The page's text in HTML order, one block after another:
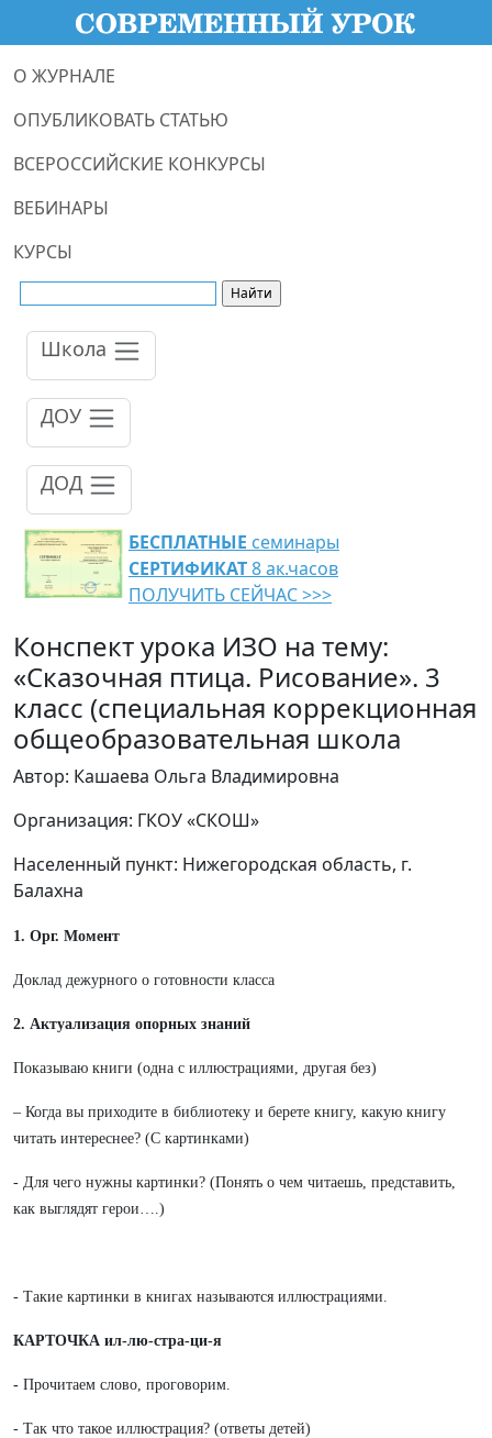
О ЖУРНАЛЕ
ОПУБЛИКОВАТЬ СТАТЬЮ
ВСЕРОССИЙСКИЕ КОНКУРСЫ
ВЕБИНАРЫ
КУРСЫ
Школа
ДОУ
ДОД
БЕСПЛАТНЫЕ семинары
СЕРТИФИКАТ8 ак.часов
ПОЛУЧИТЬ СЕЙЧАС >>>
Конспект урока ИЗО на тему:
«Сказочная птица. Рисование». 3
класс (специальная коррекционная
общеобразовательная школа
Автор: Кашаева Ольга Владимировна
Организация: ГКОУ «СКОШ»
Населенный пункт: Нижегородская область, г.
Балахна
1. Орг. Момент
Доклад дежурного о готовности класса
2. Актуализация опорных знаний
Показываю книги (одна с иллюстрациями, другая без)
– Когда вы приходите в библиотеку и берете книгу, какую книгу
читать интереснее? (С картинками)
- Для чего нужны картинки? (Понять о чем читаешь, представить,
как выглядят герои….)
- Такие картинки в книгах называются иллюстрациями.
КАРТОЧКА ил-лю-стра-ци-я
- Прочитаем слово, проговорим.
- Так что такое иллюстрация? (ответы детей)